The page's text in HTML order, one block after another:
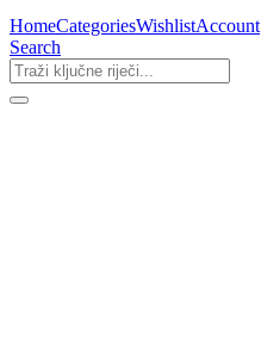
HomeCategoriesWishlistAccount
Search